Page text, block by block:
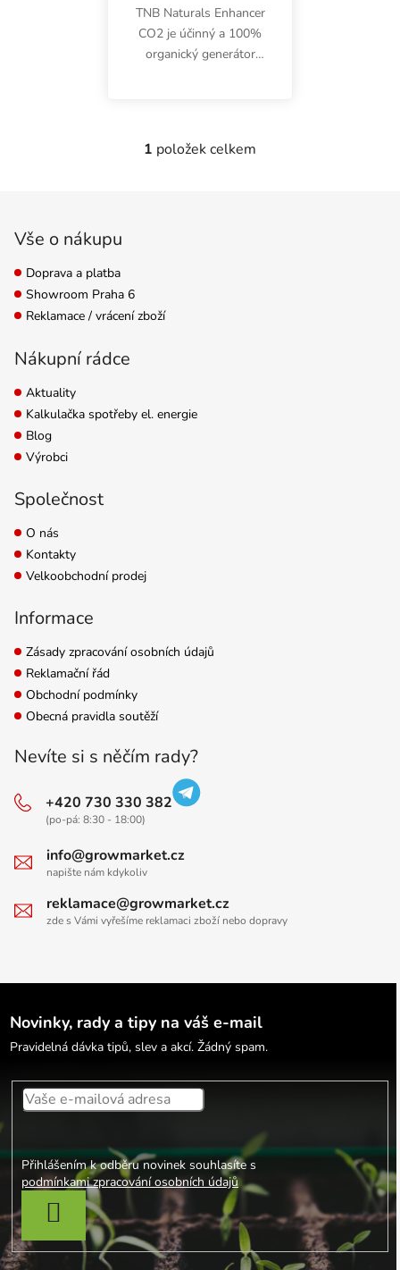
TNB Naturals Enhancer
CO2 je účinný a 100%
organický generátor
rostliny.Ovládací prvky výpisu
1 položek celkem
Vše o nákupu
Doprava a platba
Showroom Praha 6
Reklamace / vrácení zboží
Nákupní rádce
Aktuality
Kalkulačka spotřeby el. energie
Blog
Výrobci
Společnost
O nás
Kontakty
Velkoobchodní prodej
Informace
Zásady zpracování osobních údajů
Reklamační řád
Obchodní podmínky
Obecná pravidla soutěží
Nevíte si s něčím rady?
+420 730 330 382
(po-pá: 8:30 - 18:00)
info@growmarket.cz
napište nám kdykoliv
reklamace@growmarket.cz
zde s Vámi vyřešíme reklamaci zboží nebo dopravy
Novinky, rady a tipy na váš e-mail
Pravidelná dávka tipů, slev a akcí. Žádný spam.
Přihlášením k odběru novinek souhlasíte s
podmínkami zpracování osobních údajů
PŘIHLÁSIT SE